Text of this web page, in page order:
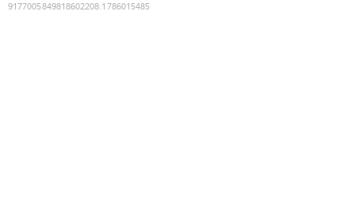
9177005849818602208:1786015485